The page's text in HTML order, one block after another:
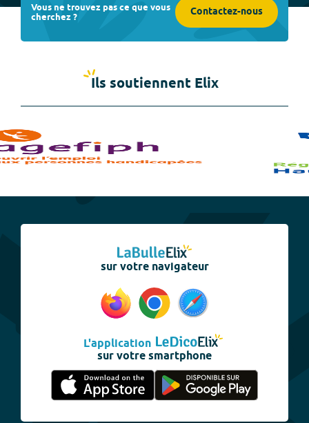
Vous ne trouvez pas ce que vous
cherchez ? Contactez-nous
Ils soutiennent Elix
sur votre navigateur
L'application
sur votre smartphone